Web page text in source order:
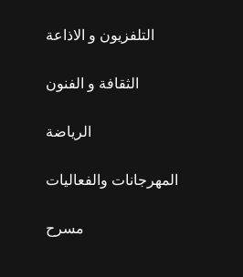
التلفزيون و الاذاعة
الثقافة و الفنون
الرياضة
المهرجانات والفعاليات
مسرح